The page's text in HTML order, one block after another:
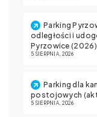
Parking
odległości i
Pyrzowice (2026)
5 SIERPNIA, 2026
Parking dla
postojowych
5 SIERPNIA, 2026